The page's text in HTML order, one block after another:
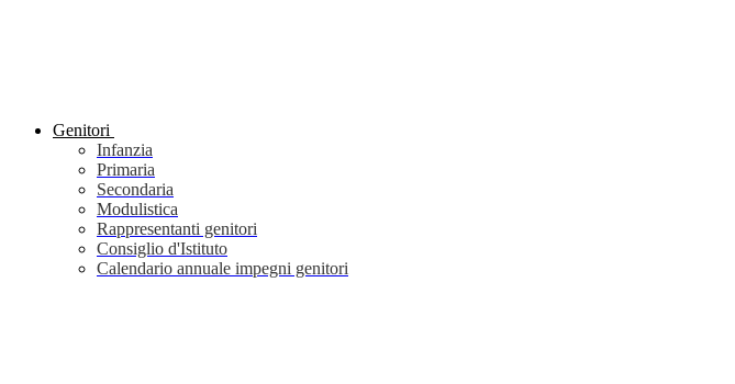
Genitori
Infanzia
Primaria
Secondaria
Modulistica
Rappresentanti genitori
Consiglio d'Istituto
Calendario annuale impegni genitori